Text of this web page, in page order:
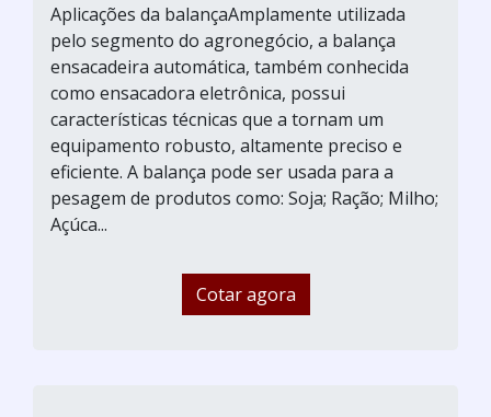
Aplicações da balançaAmplamente utilizada
pelo segmento do agronegócio, a balança
ensacadeira automática, também conhecida
como ensacadora eletrônica, possui
características técnicas que a tornam um
equipamento robusto, altamente preciso e
eficiente. A balança pode ser usada para a
pesagem de produtos como: Soja; Ração; Milho;
Açúca...
Cotar agora